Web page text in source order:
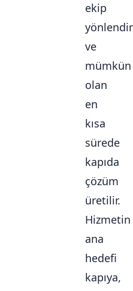
ekip
ve
mümkün
olan
en
kısa
sürede
kapıda
çözüm
üretilir.
Hizmetin
ana
hedefi
kapıya,